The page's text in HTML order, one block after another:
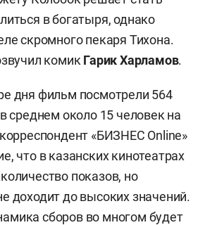
в богатыря, однако
скромного пекаря Тихона.
комик Гарик Харламов.
дня фильм посмотрели 564
среднем около 15 человек на
«БИЗНЕС Online»
что в казанских кинотеатрах
показов, но
доходит до высоких значений.
сборов во многом будет